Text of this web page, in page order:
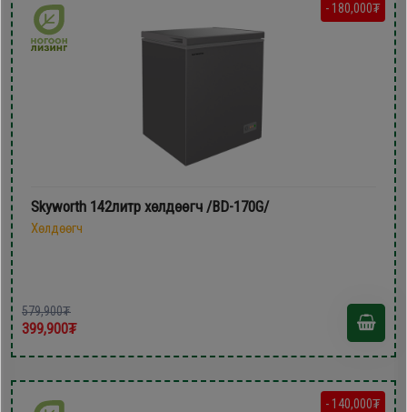
- 180,000₮
Skyworth 142литр xөлдөөгч /BD-170G/
Хөлдөөгч
579,900₮
399,900₮
- 140,000₮